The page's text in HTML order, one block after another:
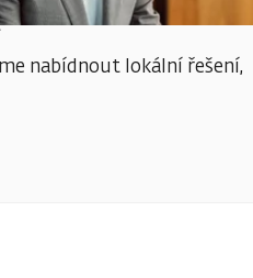
nabídnout lokální řešení,